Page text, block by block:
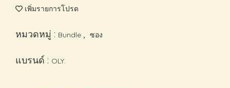
เพิ่มรายการโปรด
หมวดหมู่ : Bundle , ซอง
แบรนด์ : OLY.